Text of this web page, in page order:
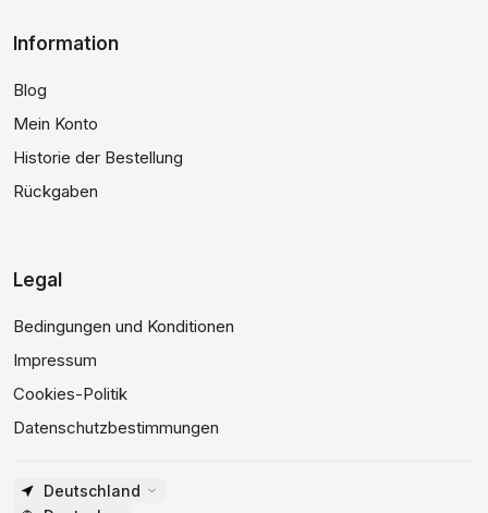
Information
Blog
Mein Konto
Historie der Bestellung
Rückgaben
Legal
Bedingungen und Konditionen
Impressum
Cookies-Politik
Datenschutzbestimmungen
Deutschland